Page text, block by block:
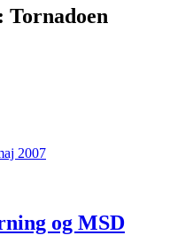
2007
og MSD